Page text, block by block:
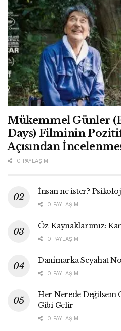
Mükemmel Günler
Days) Filminin
Açısından
0 PAYLAŞIM
İnsan ne ister?
0 PAYLAŞIM
Öz-Kaynaklarımız:
0 PAYLAŞIM
Danimarka Seyahat
0 PAYLAŞIM
Her Nerede Değilsem
Gibi Gelir
0 PAYLAŞIM